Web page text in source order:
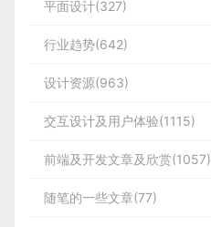
平面设计(327)
行业趋势(642)
设计资源(963)
交互设计及用户体验(1115)
前端及开发文章及欣赏(1057)
随笔的一些文章(77)